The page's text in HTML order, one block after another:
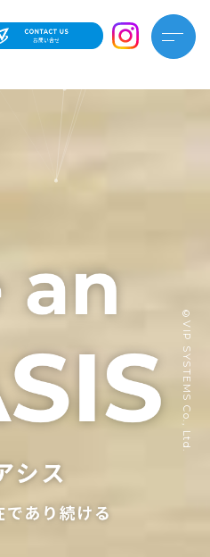
©VIP SYSTEMS Co., Ltd.